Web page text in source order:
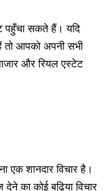
सकते हैं। यदि
तो आपको अपनी सभी
और रियल एस्टेट
शानदार विचार है।
का कोई बढ़िया विचार